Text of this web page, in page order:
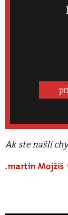
Ak ste našli
.martin Mojžiš